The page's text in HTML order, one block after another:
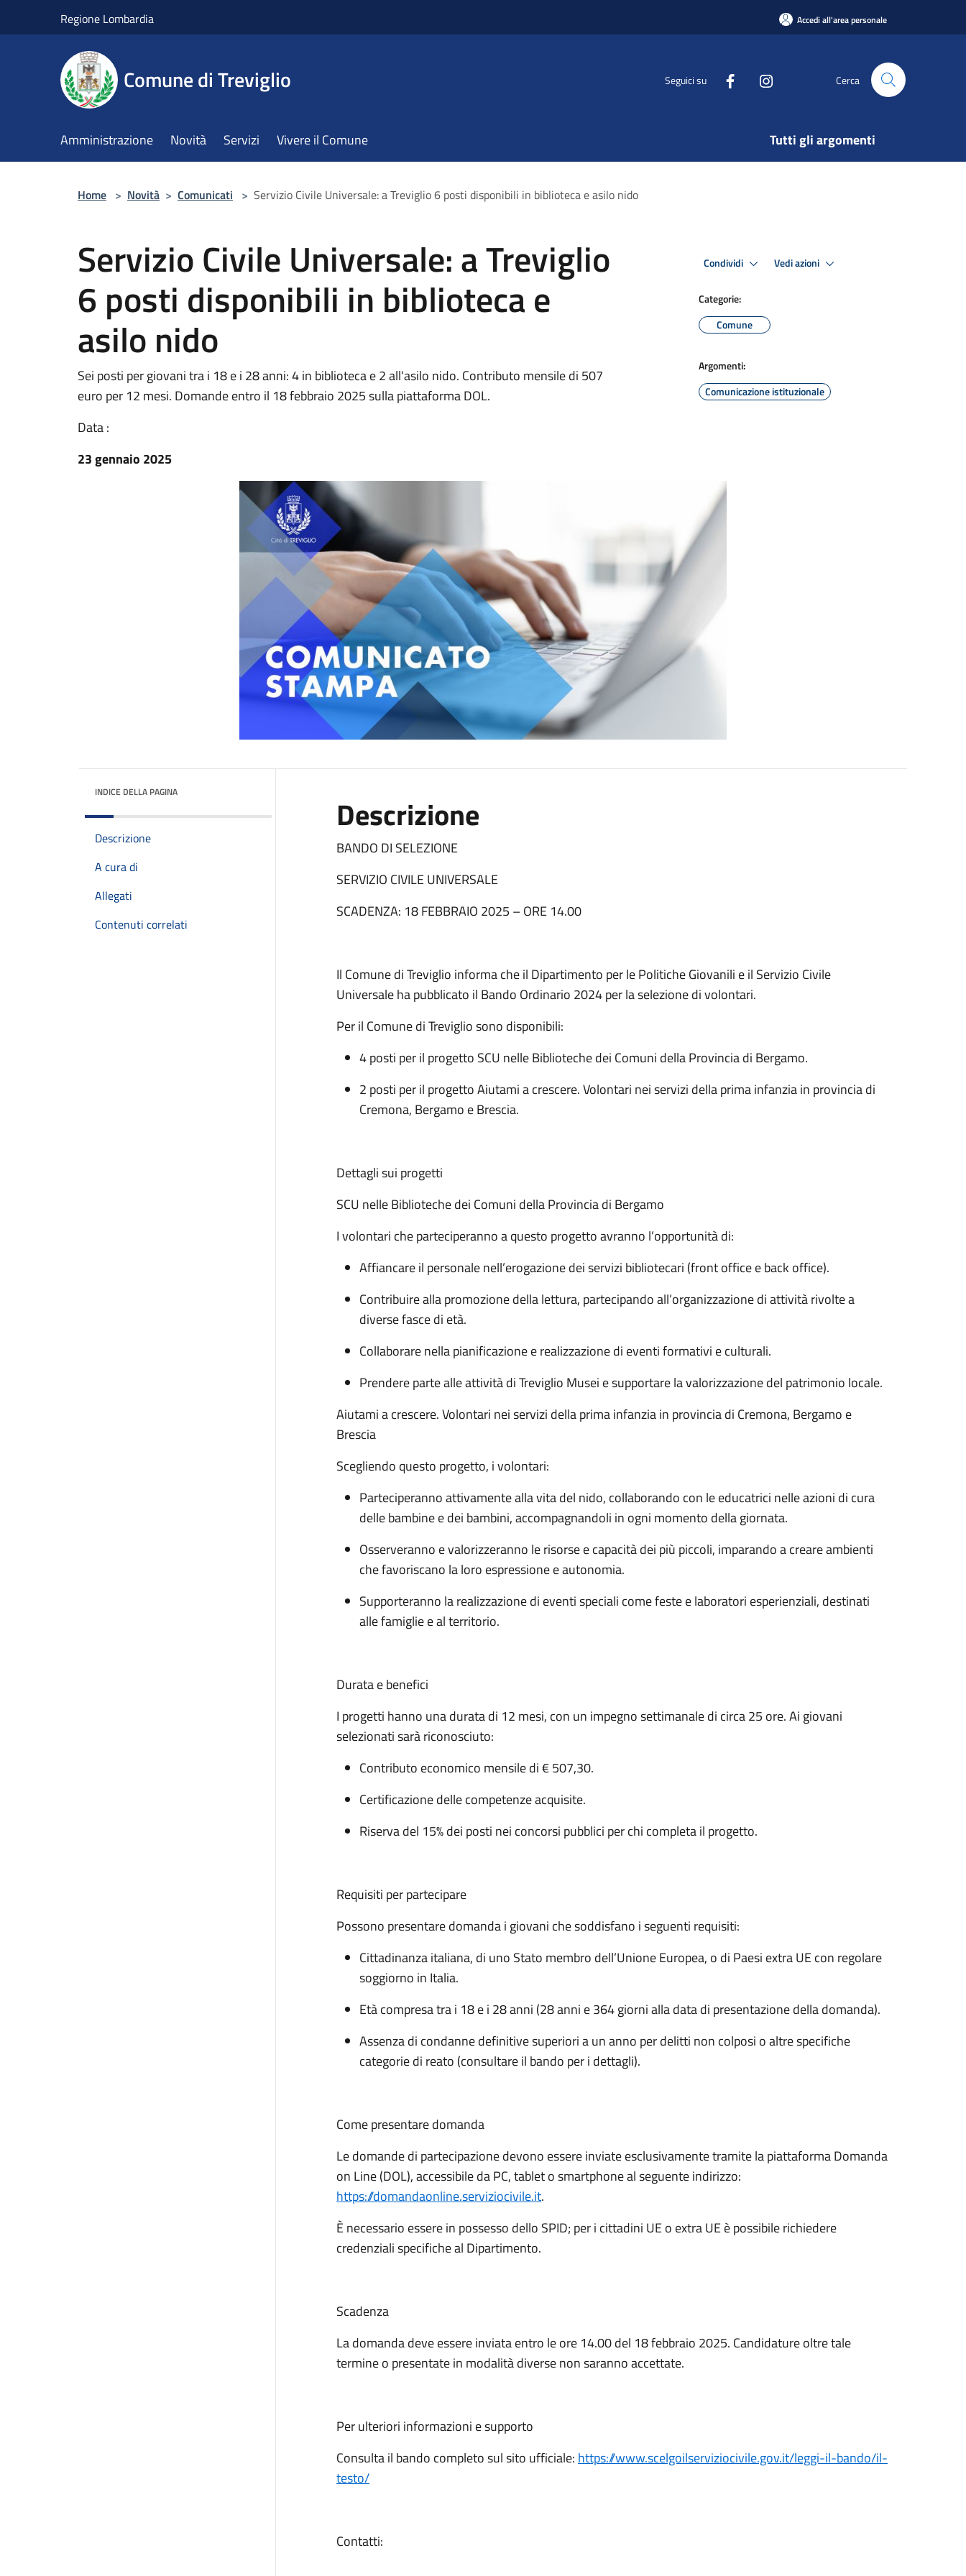
Regione Lombardia Accedi all'area personale
Comune di Treviglio Seguici su Cerca
Amministrazione Novità Servizi Vivere il Comune Tutti gli argomenti
Home > Novità > Comunicati > Servizio Civile Universale: a Treviglio 6 posti disponibili in biblioteca e asilo nido
Servizio Civile Universale: a Treviglio
6 posti disponibili in biblioteca e
asilo nido
Sei posti per giovani tra i 18 e i 28 anni: 4 in biblioteca e 2 all'asilo nido. Contributo mensile di 507
euro per 12 mesi. Domande entro il 18 febbraio 2025 sulla piattaforma DOL.
Data :
23 gennaio 2025
Condividi Vedi azioni
Categorie:
Comune
Argomenti:
Comunicazione istituzionale
INDICE DELLA PAGINA
Descrizione
A cura di
Allegati
Contenuti correlati
Descrizione
BANDO DI SELEZIONE
SERVIZIO CIVILE UNIVERSALE
SCADENZA: 18 FEBBRAIO 2025 – ORE 14.00
Il Comune di Treviglio informa che il Dipartimento per le Politiche Giovanili e il Servizio Civile
Universale ha pubblicato il Bando Ordinario 2024 per la selezione di volontari.
Per il Comune di Treviglio sono disponibili:
4 posti per il progetto SCU nelle Biblioteche dei Comuni della Provincia di Bergamo.
2 posti per il progetto Aiutami a crescere. Volontari nei servizi della prima infanzia in provincia di
Cremona, Bergamo e Brescia.
Dettagli sui progetti
SCU nelle Biblioteche dei Comuni della Provincia di Bergamo
I volontari che parteciperanno a questo progetto avranno l’opportunità di:
Affiancare il personale nell’erogazione dei servizi bibliotecari (front office e back office).
Contribuire alla promozione della lettura, partecipando all’organizzazione di attività rivolte a
diverse fasce di età.
Collaborare nella pianificazione e realizzazione di eventi formativi e culturali.
Prendere parte alle attività di Treviglio Musei e supportare la valorizzazione del patrimonio locale.
Aiutami a crescere. Volontari nei servizi della prima infanzia in provincia di Cremona, Bergamo e
Brescia
Scegliendo questo progetto, i volontari:
Parteciperanno attivamente alla vita del nido, collaborando con le educatrici nelle azioni di cura
delle bambine e dei bambini, accompagnandoli in ogni momento della giornata.
Osserveranno e valorizzeranno le risorse e capacità dei più piccoli, imparando a creare ambienti
che favoriscano la loro espressione e autonomia.
Supporteranno la realizzazione di eventi speciali come feste e laboratori esperienziali, destinati
alle famiglie e al territorio.
Durata e benefici
I progetti hanno una durata di 12 mesi, con un impegno settimanale di circa 25 ore. Ai giovani
selezionati sarà riconosciuto:
Contributo economico mensile di € 507,30.
Certificazione delle competenze acquisite.
Riserva del 15% dei posti nei concorsi pubblici per chi completa il progetto.
Requisiti per partecipare
Possono presentare domanda i giovani che soddisfano i seguenti requisiti:
Cittadinanza italiana, di uno Stato membro dell’Unione Europea, o di Paesi extra UE con regolare
soggiorno in Italia.
Età compresa tra i 18 e i 28 anni (28 anni e 364 giorni alla data di presentazione della domanda).
Assenza di condanne definitive superiori a un anno per delitti non colposi o altre specifiche
categorie di reato (consultare il bando per i dettagli).
Come presentare domanda
Le domande di partecipazione devono essere inviate esclusivamente tramite la piattaforma Domanda
on Line (DOL), accessibile da PC, tablet o smartphone al seguente indirizzo:
https://domandaonline.serviziocivile.it.
È necessario essere in possesso dello SPID; per i cittadini UE o extra UE è possibile richiedere
credenziali specifiche al Dipartimento.
Scadenza
La domanda deve essere inviata entro le ore 14.00 del 18 febbraio 2025. Candidature oltre tale
termine o presentate in modalità diverse non saranno accettate.
Per ulteriori informazioni e supporto
Consulta il bando completo sul sito ufficiale: https://www.scelgoilserviziocivile.gov.it/leggi-il-bando/il-
testo/
Contatti: